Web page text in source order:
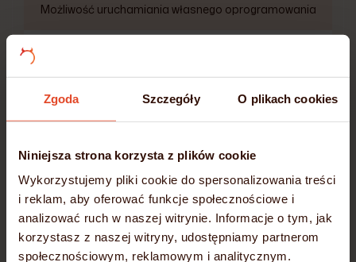
Zgoda Szczegóły O plikach cookies
Niniejsza strona korzysta z plików cookie
Wykorzystujemy pliki cookie do spersonalizowania treści
i reklam, aby oferować funkcje społecznościowe i
analizować ruch w naszej witrynie. Informacje o tym, jak
korzystasz z naszej witryny, udostępniamy partnerom
społecznościowym, reklamowym i analitycznym.
Możliwość uruchamiania własnego oprogramowania
Szybkie dyskiSSD/NVMe
Codzienne kopie zapasowe
Darmowe wsparcie techniczne